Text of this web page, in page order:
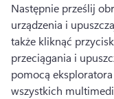
Następnie prześlij
urządzenia i
także kliknąć
przeciągania i
pomocą
wszystkich